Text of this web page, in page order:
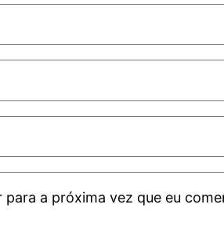
a próxima vez que eu